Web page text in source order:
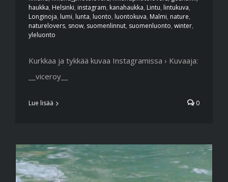
haukka, Helsinki, instagram, kanahaukka, Lintu, lintukuva,
Longinoja, lumi, lunta, luonto, luontokuva, Malmi, nature,
naturelovers, snow, suomenlinnut, suomenluonto, winter,
yleluonto
Kurkkaa ja tykkää kuvaa Instagramissa › Kuvaaja:
__viceroy__
Lue lisää 0